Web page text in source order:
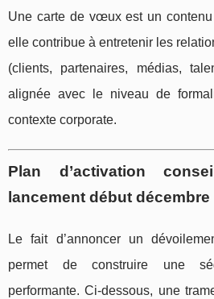
Une carte de vœux est un contenu
elle contribue à entretenir les
(clients, partenaires, médias,
alignée avec le niveau de
contexte corporate.
Plan d’activation
lancement début décembre
Le fait d’annoncer un
permet de construire une
performante. Ci-dessous, une